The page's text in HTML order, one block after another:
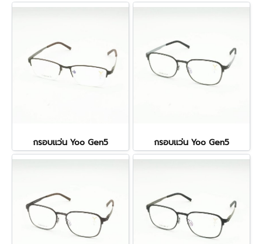
กรอบแว่น Yoo Gen5 กรอบแว่น Yoo Gen5